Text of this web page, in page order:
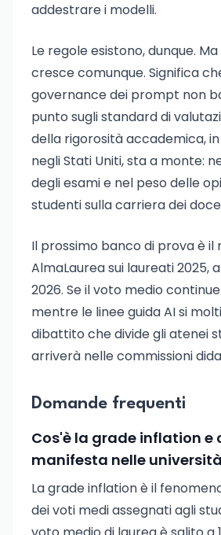
addestrare i modelli.
Le regole esistono, dunque.
cresce comunque. Significa
governance dei prompt non
punto sugli standard di
della rigorosità accademica,
negli Stati Uniti, sta a monte:
degli esami e nel peso delle
studenti sulla carriera dei
Il prossimo banco di prova è
AlmaLaurea sui laureati 2025,
2026. Se il voto medio
mentre le linee guida AI si
dibattito che divide gli atenei
arriverà nelle commissioni
Domande frequenti
Cos'è la grade inflation e
manifesta nelle
La grade inflation è il
dei voti medi assegnati agli